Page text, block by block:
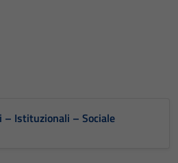
– Istituzionali – Sociale